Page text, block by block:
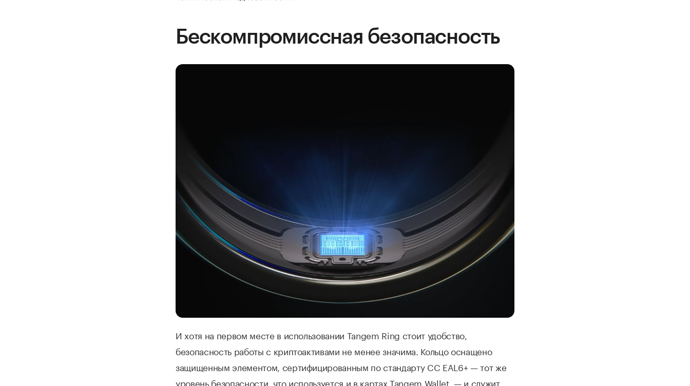
Бескомпромиссная безопасность
И хотя на первом месте в использовании Tangem Ring стоит удобство,
безопасность работы с криптоактивами не менее значима. Кольцо оснащено
защищенным элементом, сертифицированным по стандарту CC EAL6+ — тот же
уровень безопасности, что используется и в картах Tangem Wallet, — и служит